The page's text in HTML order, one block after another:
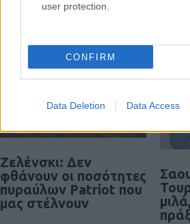
user protection.
CONFIRM
Data Deletion Data Access
Ζελένσκι: Δεν
φθάνουν οι ποσότητες
πυραύλων Patriot που
μας στέλνουν